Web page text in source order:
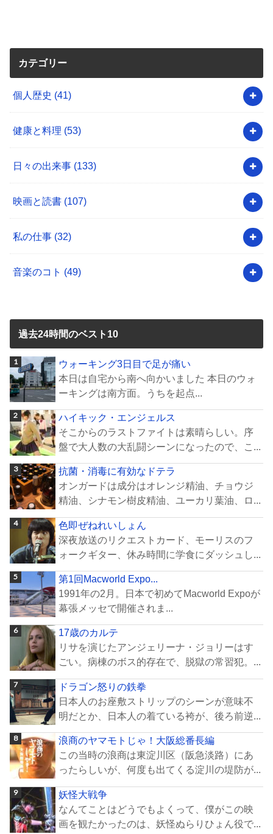
カテゴリー
個人歴史 (41)
健康と料理 (53)
日々の出来事 (133)
映画と読書 (107)
私の仕事 (32)
音楽のコト (49)
過去24時間のベスト10
ウォーキング3日目で足が痛い
本日は自宅から南へ向かいました 本日のウォ
ーキングは南方面。うちを起点...
ハイキック・エンジェルス
そこからのラストファイトは素晴らしい。序
盤で大人数の大乱闘シーンになったので、こ...
抗菌・消毒に有効なドテラ
オンガードは成分はオレンジ精油、チョウジ
精油、シナモン樹皮精油、ユーカリ葉油、ロ...
色即ぜねれいしょん
深夜放送のリクエストカード、モーリスのフ
ォークギター、休み時間に学食にダッシュし...
第1回Macworld Expo...
1991年の2月。日本で初めてMacworld Expoが
幕張メッセで開催されま...
17歳のカルテ
リサを演じたアンジェリーナ・ジョリーはす
ごい。病棟のボス的存在で、脱獄の常習犯。...
ドラゴン怒りの鉄拳
日本人のお座敷ストリップのシーンが意味不
明だとか、日本人の着ている袴が、後ろ前逆...
浪商のヤマモトじゃ！大阪総番長編
この当時の浪商は東淀川区（阪急淡路）にあ
ったらしいが、何度も出てくる淀川の堤防が...
妖怪大戦争
なんてことはどうでもよくって、僕がこの映
画を観たかったのは、妖怪ぬらりひょん役で...